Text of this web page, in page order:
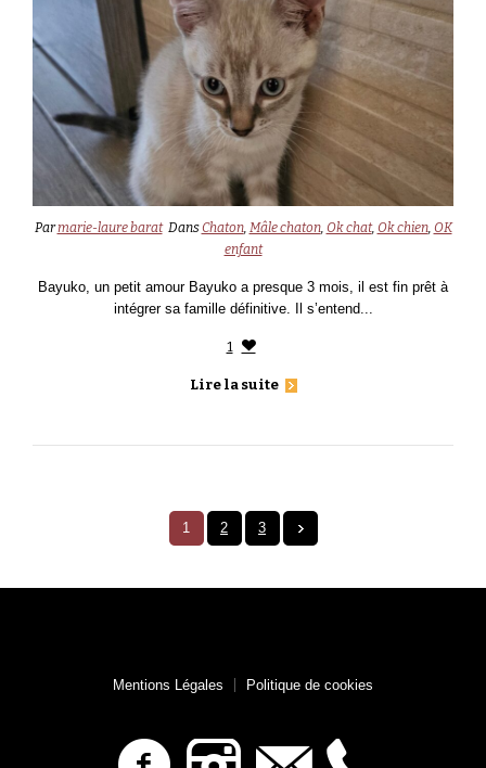
Parmarie-laure barat DansChaton, Mâle chaton, Ok chat, Ok chien, OK
enfant
Bayuko, un petit amour Bayuko a presque 3 mois, il est fin prêt à
intégrer sa famille définitive. Il s’entend...
1
Lire la suite
1 2 3
Mentions Légales Politique de cookies